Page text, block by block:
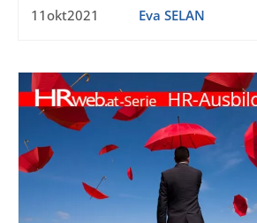
11okt2021 Eva SELAN